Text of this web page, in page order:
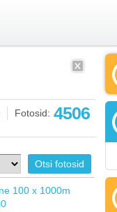
Fotosid: 4506